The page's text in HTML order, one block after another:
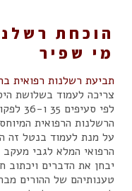
הוכחת
מי שפיר
תביעת רשלנות רפואית
צריכה לעמוד בשלושת
לפי
הרשלנות הרפואית
על מנת לעמוד בנטל זה
הרפואי המלא לגבי
יבחן את הדברים
טענותיהם של ההורים